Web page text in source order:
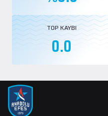
TOP KAYBI
0.0